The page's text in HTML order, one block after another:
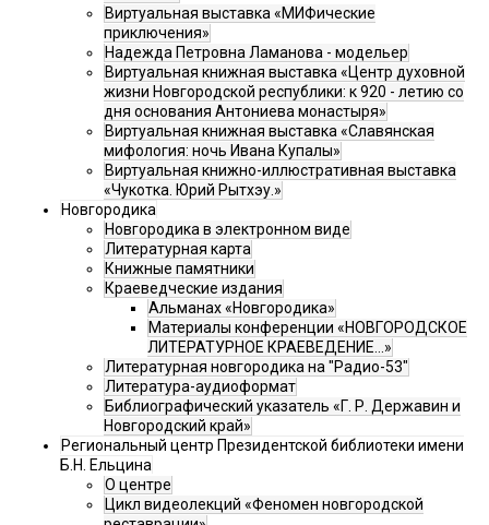
Виртуальная выставка «МИФические
приключения»
Надежда Петровна Ламанова - модельер
Виртуальная книжная выставка «Центр духовной
жизни Новгородской республики: к 920 - летию со
дня основания Антониева монастыря»
Виртуальная книжная выставка «Славянская
мифология: ночь Ивана Купалы»
Виртуальная книжно-иллюстративная выставка
«Чукотка. Юрий Рытхэу.»
Новгородика
Новгородика в электронном виде
Литературная карта
Книжные памятники
Краеведческие издания
Альманах «Новгородика»
Материалы конференции «НОВГОРОДСКОЕ
ЛИТЕРАТУРНОЕ КРАЕВЕДЕНИЕ...»
Литературная новгородика на "Радио-53"
Литература-аудиоформат
Библиографический указатель «Г. Р. Державин и
Новгородский край»
Региональный центр Президентской библиотеки имени
Б.Н. Ельцина
О центре
Цикл видеолекций «Феномен новгородской